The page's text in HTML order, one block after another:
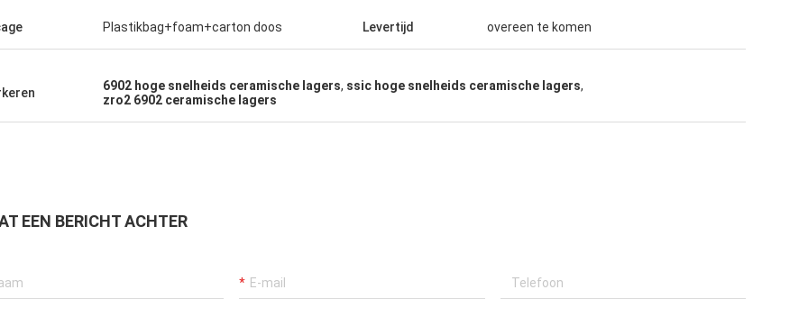
en goedkoop. Wij
Plastikbag+foam+carton doos Levertijd overeen te komen
6902 hoge snelheids ceramische lagers, ssic hoge snelheids ceramische lagers,
zro2 6902 ceramische lagers
EEN BERICHT ACHTER